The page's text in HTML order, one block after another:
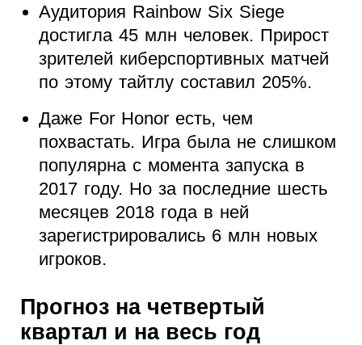
Аудитория Rainbow Six Siege
достигла 45 млн человек. Прирост
зрителей киберспортивных матчей
по этому тайтлу составил 205%.
Даже For Honor есть, чем
похвастать. Игра была не слишком
популярна с момента запуска в
2017 году. Но за последние шесть
месяцев 2018 года в ней
зарегистрировались 6 млн новых
игроков.
Прогноз на четвертый
квартал и на весь год